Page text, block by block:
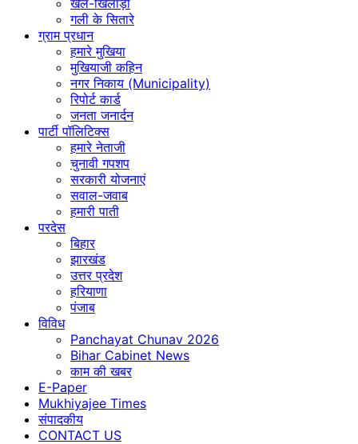
खेल-खिलाड़ी
गली के सितारे
ग्राम प्रधान
हमारे मुखिया
मुखियाजी कहिन
नगर निकाय (Municipality)
रिपोर्ट कार्ड
जनता जनार्दन
पार्टी पॉलिटिक्स
हमारे नेताजी
चुनावी गपशप
सरकारी योजनाएं
सवाल-जवाब
हमारी पाती
परदेस
बिहार
झारखंड
उत्तर प्रदेश
हरियाणा
पंजाब
विविध
Panchayat Chunav 2026
Bihar Cabinet News
काम की खबर
E-Paper
Mukhiyajee Times
संपादकीय
CONTACT US